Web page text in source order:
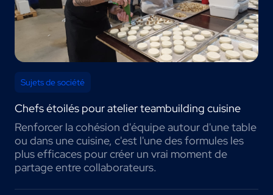
Sujets de société
Chefs étoilés pour atelier teambuilding cuisine
Renforcer la cohésion d'équipe autour d'une table
ou dans une cuisine, c'est l'une des formules les
plus efficaces pour créer un vrai moment de
partage entre collaborateurs.